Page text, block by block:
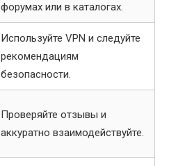
форумах или в каталогах.
Используйте VPN и следуйте
рекомендациям
безопасности.
Проверяйте отзывы и
аккуратно взаимодействуйте.